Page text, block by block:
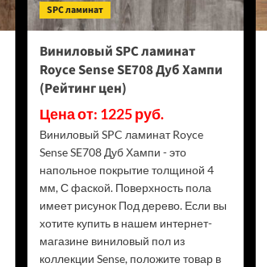
SPC ламинат
Виниловый SPC ламинат
Royce Sense SE708 Дуб Хампи
(Рейтинг цен)
Цена от: 1225 руб.
Виниловый SPC ламинат Royce
Sense SE708 Дуб Хампи - это
напольное покрытие толщиной 4
мм, С фаской. Поверхность пола
имеет рисунок Под дерево. Если вы
хотите купить в нашем интернет-
магазине виниловый пол из
коллекции Sense, положите товар в